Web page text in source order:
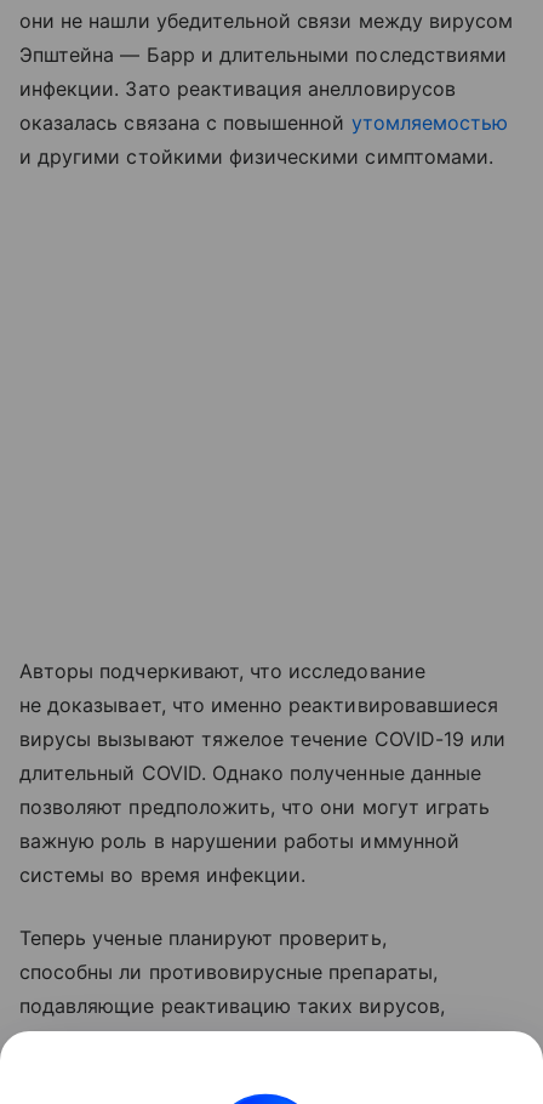
они не нашли убедительной связи между вирусом
Эпштейна — Барр и длительными последствиями
инфекции. Зато реактивация анелловирусов
оказалась связана с повышенной утомляемостью
и другими стойкими физическими симптомами.
Авторы подчеркивают, что исследование
не доказывает, что именно реактивировавшиеся
вирусы вызывают тяжелое течение COVID-19 или
длительный COVID. Однако полученные данные
позволяют предположить, что они могут играть
важную роль в нарушении работы иммунной
системы во время инфекции.
Теперь ученые планируют проверить,
способны ли противовирусные препараты,
подавляющие реактивацию таких вирусов,
уменьшить риск развития долгосрочных